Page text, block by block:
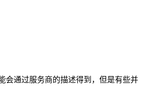
会通过服务商的描述得到，但是有些并